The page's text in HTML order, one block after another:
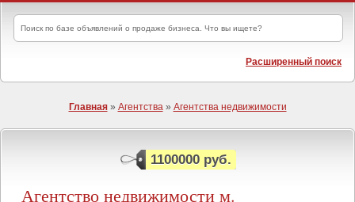
Расширенный поиск
Главная» Агентства» Агентства недвижимости
1100000 руб.
Агентство недвижимости м.